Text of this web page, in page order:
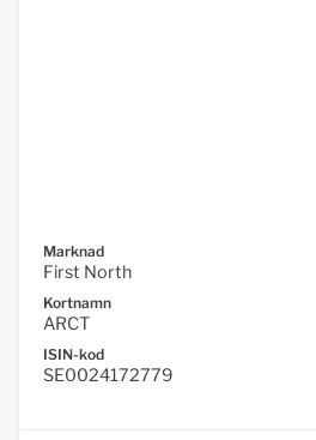
Marknad
First North
Kortnamn
ARCT
ISIN-kod
SE0024172779